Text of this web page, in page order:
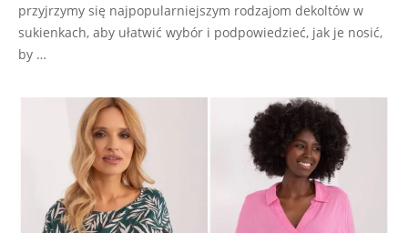
przyjrzymy się najpopularniejszym rodzajom dekoltów w
sukienkach, aby ułatwić wybór i podpowiedzieć, jak je nosić,
by …